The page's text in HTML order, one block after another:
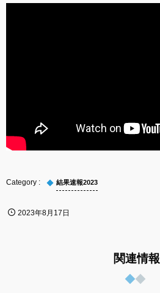
結果速報2023
2023年8月17日
関連情報